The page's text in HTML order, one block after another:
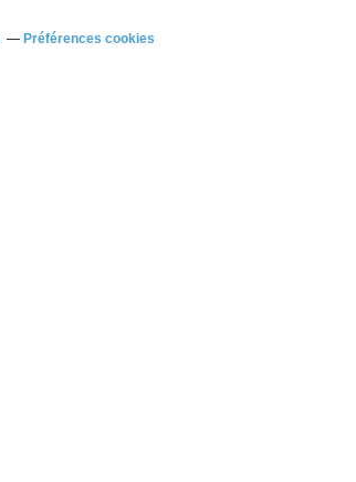
Préférences cookies